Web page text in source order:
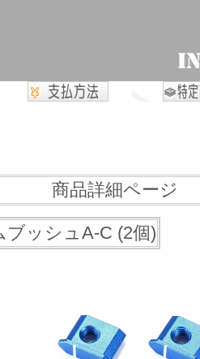
商品詳細ページ
ッシュA-C (2個)